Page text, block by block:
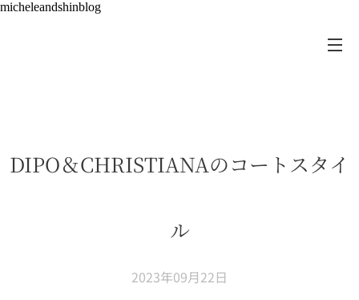
micheleandshinblog
DIPO＆CHRISTIANAのコートスタイ
ル
2023年09月22日